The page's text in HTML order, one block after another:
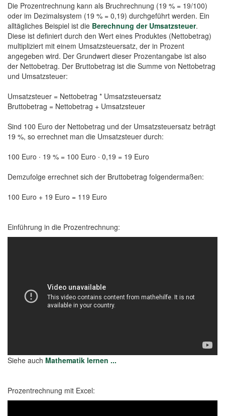
Die Prozentrechnung kann als Bruchrechnung (19 % = 19/100)
oder im Dezimalsystem (19 % = 0,19) durchgeführt werden. Ein
alltägliches Beispiel ist die Berechnung der Umsatzsteuer.
Diese ist definiert durch den Wert eines Produktes (Nettobetrag)
multipliziert mit einem Umsatzsteuersatz, der in Prozent
angegeben wird. Der Grundwert dieser Prozentangabe ist also
der Nettobetrag. Der Bruttobetrag ist die Summe von Nettobetrag
und Umsatzsteuer:
Umsatzsteuer = Nettobetrag * Umsatzsteuersatz
Bruttobetrag = Nettobetrag + Umsatzsteuer
Sind 100 Euro der Nettobetrag und der Umsatzsteuersatz beträgt
19 %, so errechnet man die Umsatzsteuer durch:
100 Euro ∙ 19 % = 100 Euro ∙ 0,19 = 19 Euro
Demzufolge errechnet sich der Bruttobetrag folgendermaßen:
100 Euro + 19 Euro = 119 Euro
Einführung in die Prozentrechnung:
Siehe auch Mathematik lernen ...
Prozentrechnung mit Excel: